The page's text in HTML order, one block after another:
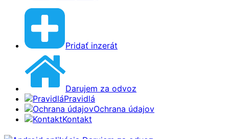
Pridať inzerát
Darujem za odvoz
Pravidlá
Ochrana údajov
Kontakt